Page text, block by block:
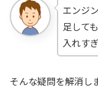
エンジ
足して
入れす
そんな疑問を解消し